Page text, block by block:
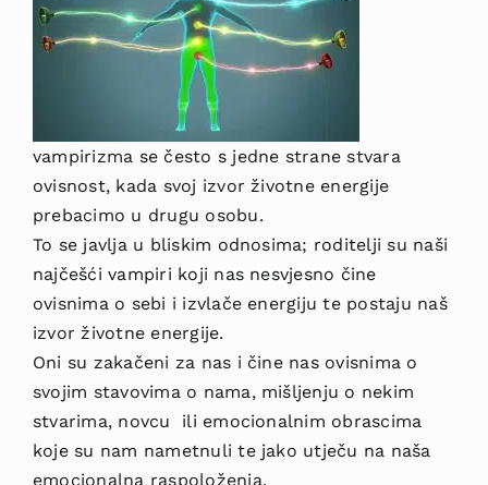
vampirizma se često s jedne strane stvara
ovisnost, kada svoj izvor životne energije
prebacimo u drugu osobu.
To se javlja u bliskim odnosima; roditelji su naši
najčešći vampiri koji nas nesvjesno čine
ovisnima o sebi i izvlače energiju te postaju naš
izvor životne energije.
Oni su zakačeni za nas i čine nas ovisnima o
svojim stavovima o nama, mišljenju o nekim
stvarima, novcu ili emocionalnim obrascima
koje su nam nametnuli te jako utječu na naša
emocionalna raspoloženja.